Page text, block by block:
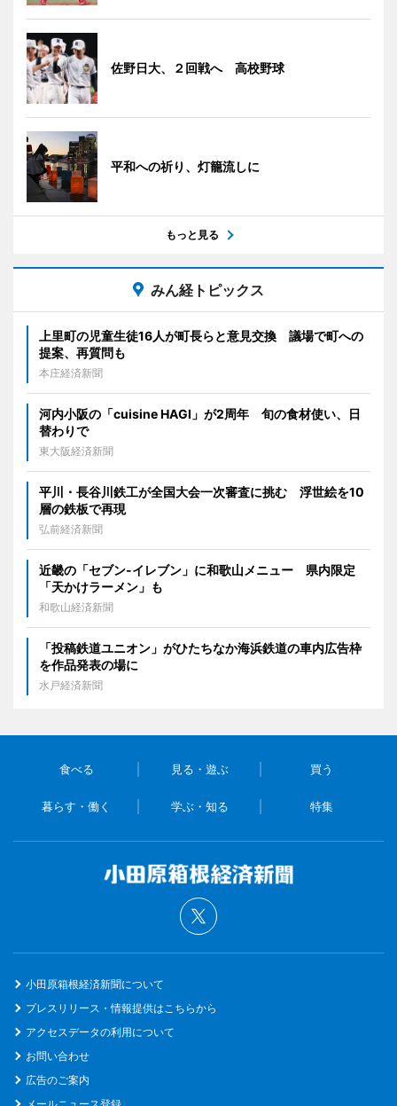
佐野日大、２回戦へ 高校野球
平和への祈り、灯籠流しに
もっと見る
みん経トピックス
上里町の児童生徒16人が町長らと意見交換 議場で町への
提案、再質問も
本庄経済新聞
河内小阪の「cuisine HAGI」が2周年 旬の食材使い、日
替わりで
東大阪経済新聞
平川・長谷川鉄工が全国大会一次審査に挑む 浮世絵を10
層の鉄板で再現
弘前経済新聞
近畿の「セブン-イレブン」に和歌山メニュー 県内限定
「天かけラーメン」も
和歌山経済新聞
「投稿鉄道ユニオン」がひたちなか海浜鉄道の車内広告枠
を作品発表の場に
水戸経済新聞
食べる 見る・遊ぶ 買う
暮らす・働く 学ぶ・知る 特集
小田原箱根経済新聞について
プレスリリース・情報提供はこちらから
アクセスデータの利用について
お問い合わせ
広告のご案内